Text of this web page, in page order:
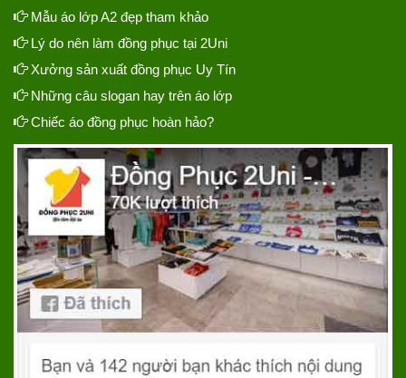
Mẫu áo lớp A2 đẹp tham khảo
Lý do nên làm đồng phục tại 2Uni
Xưởng sản xuất đồng phục Uy Tín
Những câu slogan hay trên áo lớp
Chiếc áo đồng phục hoàn hảo?